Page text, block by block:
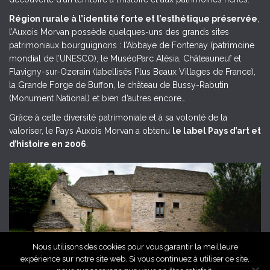
Région rurale à l’identité forte et l’esthétique préservée
l’Auxois Morvan possède quelques-uns des grands sites
patrimoniaux bourguignons : l’Abbaye de Fontenay (patrimoine
mondial de l’UNESCO), le MuséoParc Alésia, Châteauneuf et
Flavigny-sur-Ozerain (labellisés Plus Beaux Villages de France),
la Grande Forge de Buffon, le château de Bussy-Rabutin
(Monument National) et bien d’autres encore…
Grâce à cette diversité patrimoniale et à sa volonté de la
valoriser, le Pays Auxois Morvan a obtenu le label Pays d’art et
d’histoire en 2006
Grange de l'Auxois Morvan, © Céline Mathé, Pays Auxois Morvan
Nous utilisons des cookies pour vous garantir la meilleure
expérience sur notre site web. Si vous continuez à utiliser ce site,